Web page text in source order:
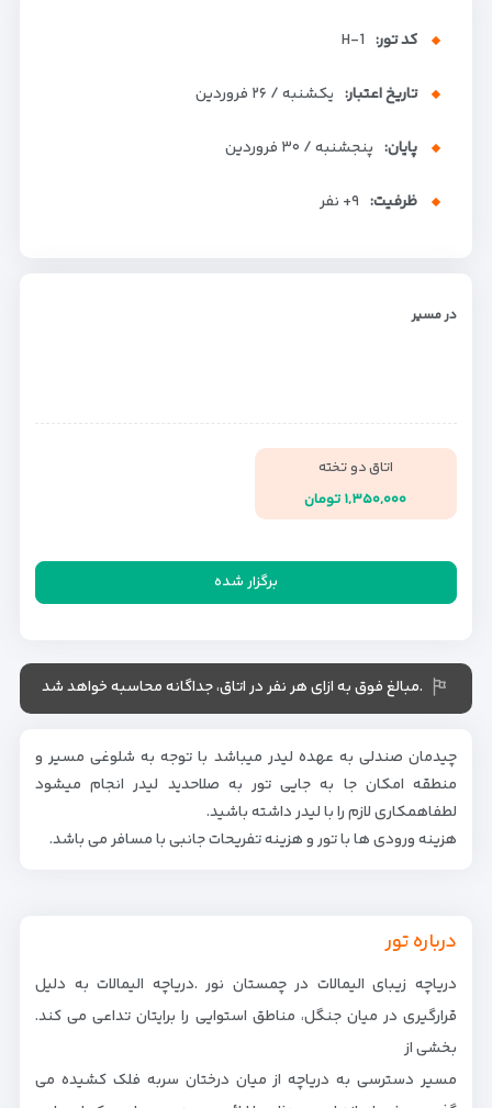
کد تور: H-1
تاریخ اعتبار: یکشنبه / ۲۶ فروردین
پایان: پنجشنبه / ۳۰ فروردین
ظرفیت: +۹ نفر
در مسیر
اتاق دو تخته
۱,۳۵۰,۰۰۰ تومان
برگزار شده
.مبالغ فوق به ازای هر نفر در اتاق، جداگانه محاسبه خواهد شد
چیدمان صندلی به عهده لیدر میباشد با توجه به شلوغی مسیر و
منطقه امکان جا به جایی تور به صلاحدید لیدر انجام میشود
لطفاهمکاری لازم را با لیدر داشته باشید.
هزینه ورودی ها با تور و هزینه تفریحات جانبی با مسافر می باشد.
درباره تور
دریاچه زیبای الیمالات در چمستان نور .دریاچه الیمالات به دلیل
قرارگیری در میان جنگل، مناطق استوایی را برایتان تداعی می کند.
بخشی از
مسیر دسترسی به دریاچه از میان درختان سربه فلک کشیده می